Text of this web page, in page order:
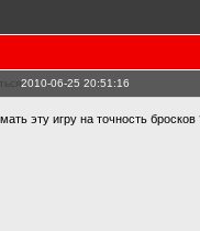
2010-06-25 20:51:16
эту игру на точность бросков